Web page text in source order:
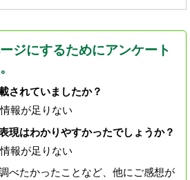
ジにするためにアンケート
されていましたか？
情報が足りない
現はわかりやすかったでしょうか？
情報が足りない
べたかったことなど、他にご感想が